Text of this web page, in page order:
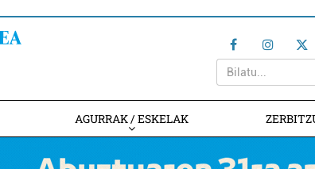
AGURRAK / ESKELAK